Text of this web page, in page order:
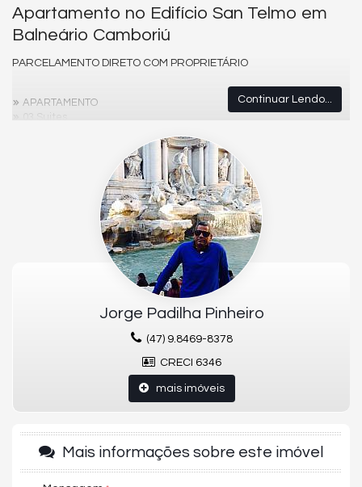
Apartamento no Edifício San Telmo em
Balneário Camboriú
PARCELAMENTO DIRETO COM PROPRIETÁRIO
APARTAMENTO
03 Suites
125m² de área privativa
Condomínio R$ 1.000,00
Acabamento em gesso
Espera para split
Fechadura com senha na porta de entrada
Churrasqueira à carvão
Persianas elétricas
Continuar Lendo...
Jorge Padilha Pinheiro
(47) 9.8469-8378
CRECI 6346
mais imóveis
Mais informações sobre este imóvel